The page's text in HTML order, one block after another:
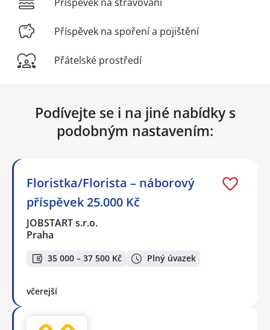
Příspěvek na spoření a pojištění
Přátelské prostředí
Podívejte se i na jiné nabídky s
podobným nastavením:
Floristka/Florista – náborový
příspěvek 25.000 Kč
JOBSTART s.r.o.
Praha
35 000 – 37 500 Kč Plný úvazek
včerejší